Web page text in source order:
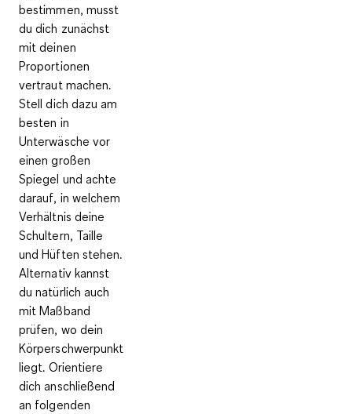
bestimmen, musst
du dich zunächst
mit deinen
Proportionen
vertraut machen.
Stell dich dazu am
besten in
Unterwäsche vor
einen großen
Spiegel und achte
darauf, in welchem
Verhältnis deine
Schultern, Taille
und Hüften stehen.
Alternativ kannst
du natürlich auch
mit Maßband
prüfen, wo dein
Körperschwerpunkt
liegt. Orientiere
dich anschließend
an folgenden